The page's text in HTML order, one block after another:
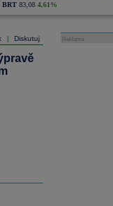
BRT 83,08 4,61%
Diskutuj Reklama